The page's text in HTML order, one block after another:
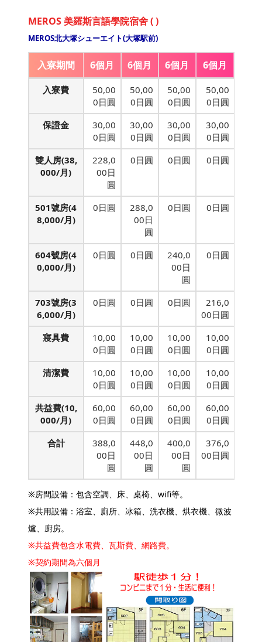
MEROS 美羅斯言語學院宿舍 ( )
MEROS北大塚シューエイト(大塚駅前)
入寮期間 6個月 6個月 6個月 6個月
入寮費
50,00
0日圓
50,00
0日圓
50,00
0日圓
50,00
0日圓
保證金
30,00
0日圓
30,00
0日圓
30,00
0日圓
30,00
0日圓
雙人房(38,
000/月)
228,0
00日
圓
0日圓 0日圓 0日圓
501號房(4
8,000/月)
0日圓
288,0
00日
圓
0日圓 0日圓
604號房(4
0,000/月)
0日圓 0日圓
240,0
00日
圓
0日圓
703號房(3
6,000/月)
0日圓 0日圓 0日圓
216,0
00日圓
寢具費
10,00
0日圓
10,00
0日圓
10,00
0日圓
10,00
0日圓
清潔費
10,00
0日圓
10,00
0日圓
10,00
0日圓
10,00
0日圓
共益費(10,
000/月)
60,00
0日圓
60,00
0日圓
60,00
0日圓
60,00
0日圓
合計
388,0
00日
圓
448,0
00日
圓
400,0
00日
圓
376,0
00日圓
※房間設備：包含空調、床、桌椅、wifi等。
※共用設備：浴室、廁所、冰箱、洗衣機、烘衣機、微波
爐、廚房。
※共益費包含水電費、瓦斯費、網路費。
※契約期間為六個月